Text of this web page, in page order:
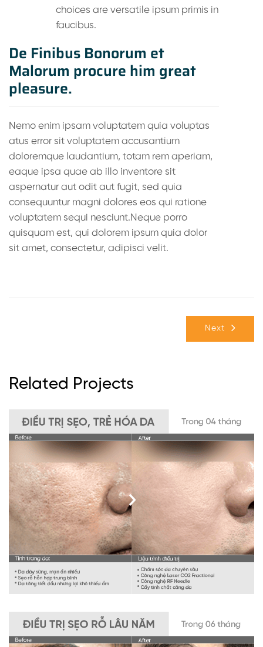
choices are versatile ipsum primis in
faucibus.
De Finibus Bonorum et
Malorum procure him great
pleasure.
Nemo enim ipsam voluptatem quia voluptas
atus error sit voluptatem accusantium
doloremque laudantium, totam rem aperiam,
eaque ipsa quae ab illo inventore sit
aspernatur aut odit aut fugit, sed quia
consequuntur magni dolores eos qui ratione
voluptatem sequi nesciunt.Neque porro
quisquam est, qui dolorem ipsum quia dolor
sit amet, consectetur, adipisci velit.
Next
Related Projects